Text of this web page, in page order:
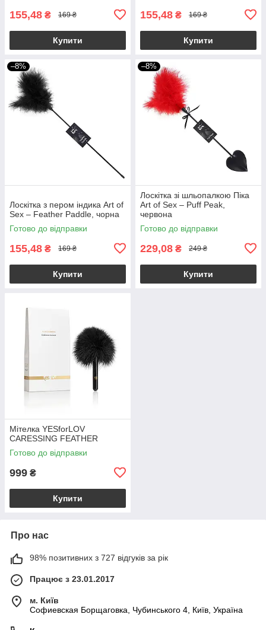
155,48 ₴ 169 ₴
Купити
155,48 ₴ 169 ₴
Купити
–8%
Лоскітка з пером індика Art of
Sex – Feather Paddle, чорна
Готово до відправки
155,48 ₴ 169 ₴
Купити
–8%
Лоскітка зі шльопалкою Піка
Art of Sex – Puff Peak,
червона
Готово до відправки
229,08 ₴ 249 ₴
Купити
Мітелка YESforLOV
CARESSING FEATHER
Готово до відправки
999 ₴
Купити
Про нас
98% позитивних з 727 відгуків за рік
Працює з 23.01.2017
м. Київ
Софиевская Борщаговка, Чубинського 4, Київ, Україна